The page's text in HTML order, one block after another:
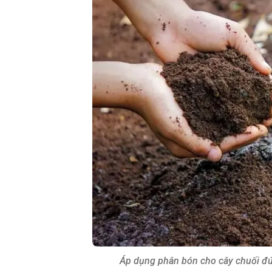
Áp dụng phân bón cho cây chuối